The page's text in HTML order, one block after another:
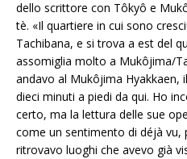
dello scrittore con Tôkyô e
tè. «Il quartiere in cui sono
Tachibana, e si trova a est del
assomiglia molto a Mukôjima/
andavo al Mukôjima Hyakkaen,
dieci minuti a piedi da qui. Ho
certo, ma la lettura delle sue
come un sentimento di déjà vu,
ritrovavo luoghi che avevo già